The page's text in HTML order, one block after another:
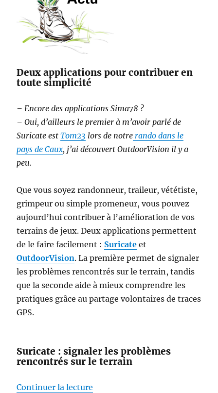
Deux applications pour contribuer en
toute simplicité
– Encore des applications Sima78 ?
– Oui, d’ailleurs le premier à m’avoir parlé de
Suricate estTom23 lors de notre rando dans le
pays de Caux, j’ai découvert OutdoorVision il y a
peu.
Que vous soyez randonneur, traileur, vététiste,
grimpeur ou simple promeneur, vous pouvez
aujourd’hui contribuer à l’amélioration de vos
terrains de jeux. Deux applications permettent
de le faire facilement : Suricate et
OutdoorVision. La première permet de signaler
les problèmes rencontrés sur le terrain, tandis
que la seconde aide à mieux comprendre les
pratiques grâce au partage volontaires de traces
GPS.
Suricate : signaler les problèmes
rencontrés sur le terrain
Continuer la lecture